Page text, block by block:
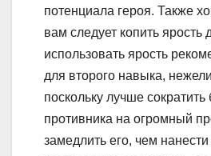
потенциала героя. Также
вам следует копить ярость
использовать ярость
для второго навыка,
поскольку лучше
противника на огромный
замедлить его, чем